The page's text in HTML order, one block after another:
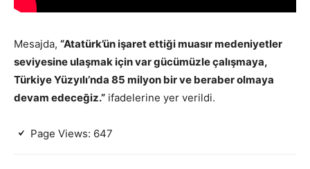
Mesajda, “Atatürk’ün işaret ettiği muasır medeniyetler
seviyesine ulaşmak için var gücümüzle çalışmaya,
Türkiye Yüzyılı’nda 85 milyon bir ve beraber olmaya
devam edeceğiz.” ifadelerine yer verildi.
Page Views: 647